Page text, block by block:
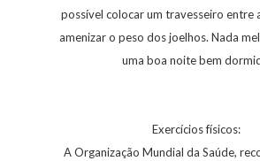
possível colocar um travesseiro entre
amenizar o peso dos joelhos. Nada
uma boa noite bem
Exercícios físicos:
A Organização Mundial da Saúde,